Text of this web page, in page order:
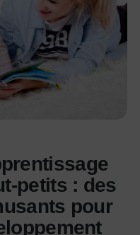
petits : des
pour